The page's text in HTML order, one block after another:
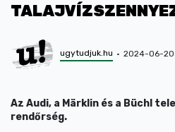
ugytudjuk.hu 2024-06-
Az Audi, a Märklin és a Büchl
rendőrség.